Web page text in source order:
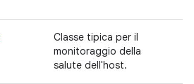
Classe tipica per il
monitoraggio della
salute dell'host.